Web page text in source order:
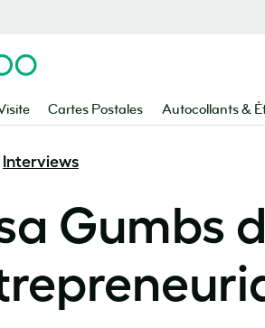
Cartes Postales Autocollants &
Interviews
Gumbs